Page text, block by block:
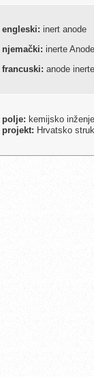
engleski: inert anode
njemački: inerte Anode
francuski: anode inerte
polje: kemijsko
projekt: Hrvatsko